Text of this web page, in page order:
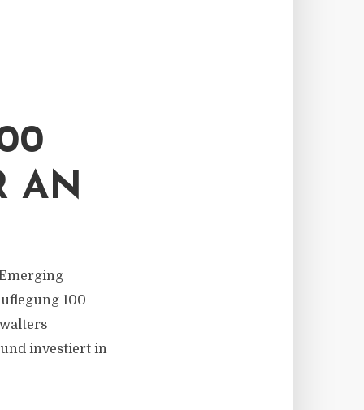
AN
100
investiert in